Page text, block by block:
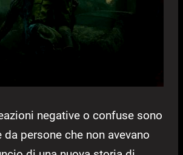
negative o confuse sono
da persone che non avevano